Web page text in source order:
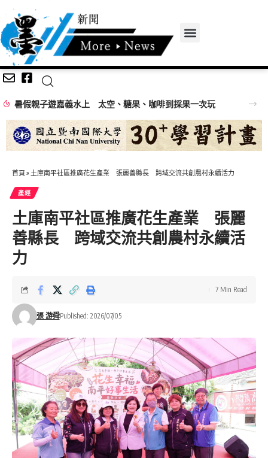
暑假親子遊嘉義水上 太空、糖果、咖啡到採果一次玩
首頁 » 土庫南平社區推廣花生產業 張麗善縣長 跨域交流共創農村永續活力
產經
土庫南平社區推廣花生產業 張麗
善縣長 跨域交流共創農村永續活
力
張 游舜Published: 2026/07/05
7 Min Read